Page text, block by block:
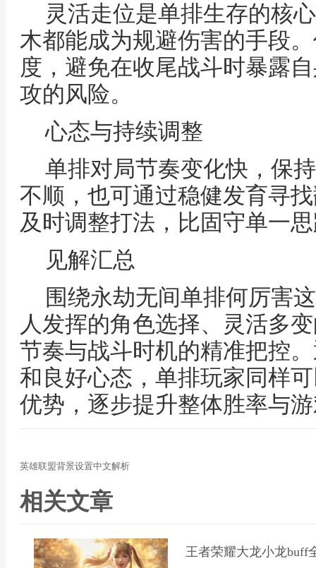
灵活走位是单排生存的核
木都能成为规避伤害的手段
度，避免在收尾战斗时暴露
攻的风险。
心态与持续调整
单排对局节奏变化快，保
不顺，也可通过稳健发育寻
及时调整打法，比固守单一
见解汇总
围绕永劫无间单排何厉害
人发挥的角色选择、灵活多
节奏与战斗时机的精准把控
和良好心态，单排玩家同样
优势，逐步提升整体胜率与
英雄联盟背景设置中文解析
相关文章
王者荣耀大龙小龙buff